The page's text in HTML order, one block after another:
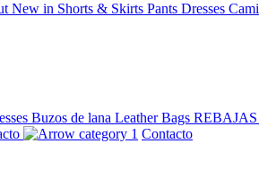
New in Shorts & Skirts Pants Dresses
Buzos de lana Leather Bags REBAJAS
Contacto